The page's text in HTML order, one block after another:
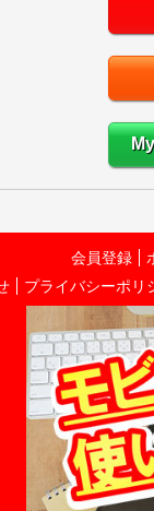
会員登録
プライバシーポリ